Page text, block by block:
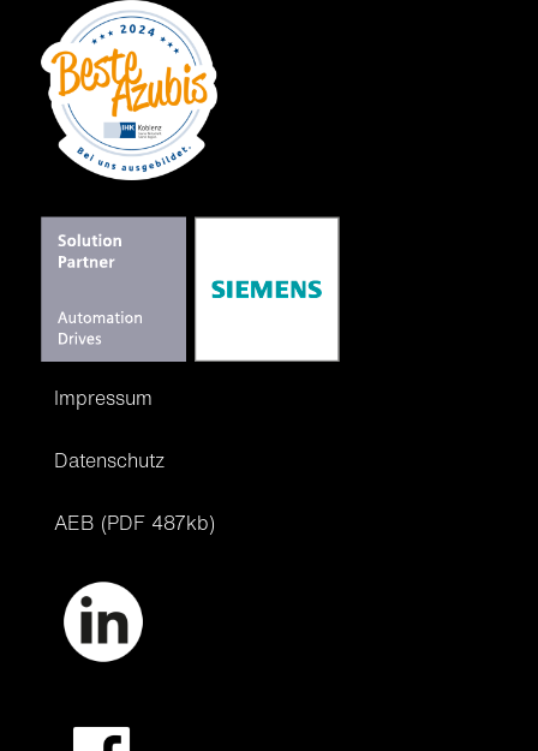
Impressum
Datenschutz
AEB (PDF 487kb)